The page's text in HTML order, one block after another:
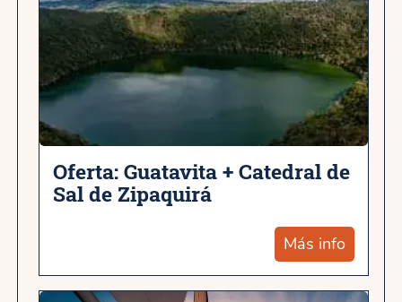
Oferta: Guatavita + Catedral de
Sal de Zipaquirá
Más info